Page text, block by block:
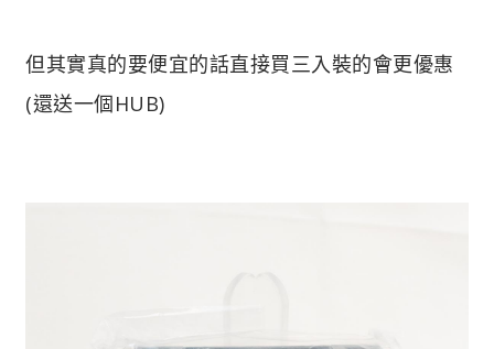
但其實真的要便宜的話直接買三入裝的會更優惠
(還送一個HUB)